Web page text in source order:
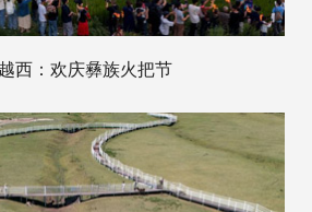
西：欢庆彝族火把节